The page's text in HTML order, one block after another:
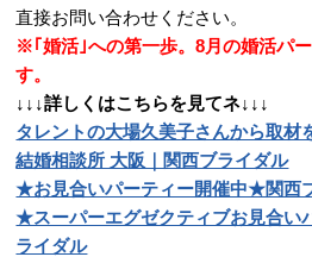
直接お問い合わせください。
※｢婚活｣への第一歩。8月の婚活パ
す。
↓↓↓詳しくはこちらを見てネ↓↓↓
タレントの大場久美子さんから取材
結婚相談所 大阪｜関西ブライダル
★お見合いパーティー開催中★関西
★スーパーエグゼクティブお見合い
ライダル